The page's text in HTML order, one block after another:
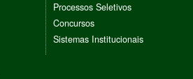
Processos Seletivos
Concursos
Sistemas Institucionais